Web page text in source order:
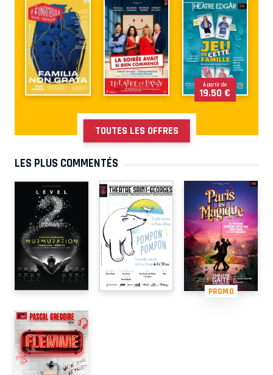
À partir de
19.50 €
TOUTES LES OFFRES
LES PLUS COMMENTÉS
PROMO